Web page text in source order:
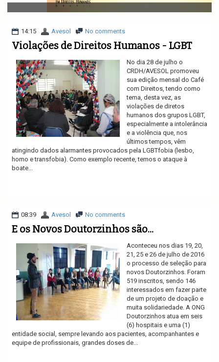
v
i
a
i
14:15 Avesol No comments
Violações de Direitos Humanos - LGBT
No dia 28 de julho o
CRDH/AVESOL promoveu
sua edição mensal do Café
com Direitos, tendo como
tema, desta vez, as
violações de diretos
humanos dos grupos LGBT,
especialmente a intolerância
e a violência que, nos
últimos tempos, vêm
atingindo dados alarmantes provocados pela LGBTfobia (lesbo,
homo e transfobia). Como exemplo recente, temos o ataque à
boate...
08:39 Avesol No comments
E os Novos Doutorzinhos são...
Aconteceu nos dias 19, 20,
21, 25 e 26 de julho de 2016
o processo de seleção para
novos Doutorzinhos. Foram
519 inscritos, sendo 146
interessados em fazer parte
de um projeto de doação e
muita solidariedade. A ONG
Doutorzinhos atua em seis
(6) hospitais e uma (1)
entidade social, sempre levando aos pacientes, acompanhantes e
equipe de profissionais, grandes doses de...